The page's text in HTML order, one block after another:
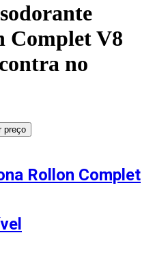
Complet V8
no
preço
Rollon Complet